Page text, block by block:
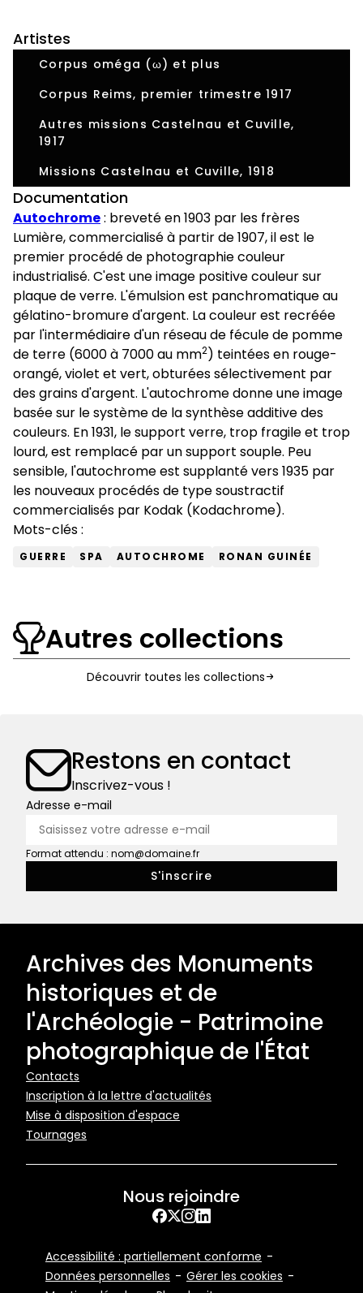
Artistes
Corpus oméga (ω) et plus
Corpus Reims, premier trimestre 1917
Autres missions Castelnau et Cuville,
1917
Missions Castelnau et Cuville, 1918
Documentation
Autochrome: breveté en 1903 par les frères
Lumière, commercialisé à partir de 1907, il est le
premier procédé de photographie couleur
industrialisé. C'est une image positive couleur sur
plaque de verre. L'émulsion est panchromatique au
gélatino-bromure d'argent. La couleur est recréée
par l'intermédiaire d'un réseau de fécule de pomme
de terre (6000 à 7000 au mm2) teintées en rouge-
orangé, violet et vert, obturées sélectivement par
des grains d'argent. L'autochrome donne une image
basée sur le système de la synthèse additive des
couleurs. En 1931, le support verre, trop fragile et trop
lourd, est remplacé par un support souple. Peu
sensible, l'autochrome est supplanté vers 1935 par
les nouveaux procédés de type soustractif
commercialisés par Kodak (Kodachrome).
Mots-clés :
GUERRE SPA AUTOCHROME RONAN GUINÉE
Autres collections
mondiale
Découvrir toutes les collections
Restons en contact
Inscrivez-vous !
Adresse e-mail
Format attendu : nom@domaine.fr
Archives des Monuments
historiques et de
l'Archéologie - Patrimoine
photographique de l'État
Pied
de
page
Contacts
Inscription à la lettre d'actualités
Mise à disposition d'espace
Tournages
Nous rejoindre
Facebook
X Instagram
Bottom
Accessibilité : partiellement conforme
Données personnelles
Gérer les cookies